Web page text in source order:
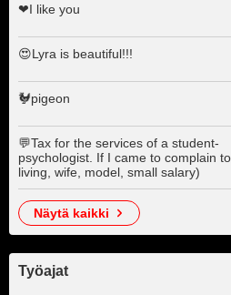
❤I like you
😍Lyra is beautiful!!!
🐓pigeon
💬Tax for the services of a student-
psychologist. If I came to complain
living, wife, model, small salary)
näytä kaikki
Työajat